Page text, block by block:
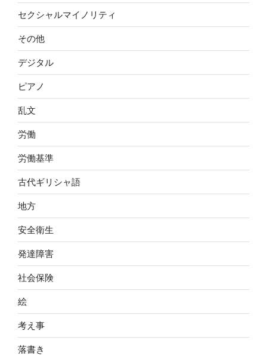
セクシャルマイノリティ
その他
デジタル
ピアノ
乱文
労働
労働基準
古代ギリシャ語
地方
安全衛生
発達障害
社会保険
絵
考え事
落書き